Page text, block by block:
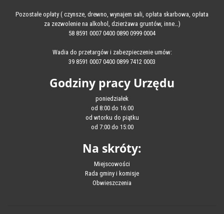
Pozostałe opłaty ( czynsze, drewno, wynajem sali, opłata skarbowa, opłata
za zezwolenie na alkohol, dzierżawa gruntów, inne…)
58 8591 0007 0400 0890 0999 0004
Wadia do przetargów i zabezpieczenie umów:
39 8591 0007 0400 0899 7412 0003
Godziny pracy Urzędu
poniedziałek
od 8:00 do 16:00
od wtorku do piątku
od 7:00 do 15:00
Na skróty:
Miejscowości
Rada gminy i komisje
Obwieszczenia